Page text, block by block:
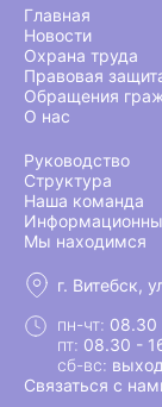
Главная
Новости
Охрана труда
Правовая
Обращения
О нас
Руководство
Структура
Наша команда
Мы находимся
г. Витебск,
пн-чт: 08.30
пт: 08.30 -
сб-вс:
Связаться с